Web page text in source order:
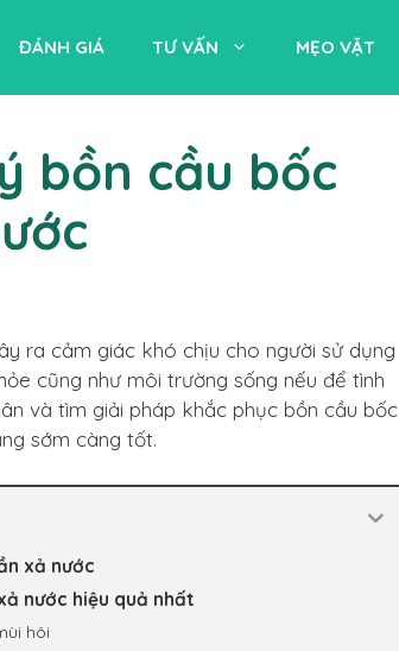
ĐÁNH GIÁ TƯ VẤN MẸO VẶT
bồn cầu bốc
ra cảm giác khó chịu cho người sử dụng
cũng như môi trường sống nếu để tình
và tìm giải pháp khắc phục bồn cầu bốc
sớm càng tốt.
xả nước
nước hiệu quả nhất
hôi